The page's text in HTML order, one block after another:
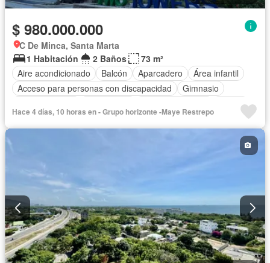
$ 980.000.000
C De Minca, Santa Marta
1 Habitación
2 Baños
73 m²
Aire acondicionado
Balcón Aparcadero
Área infantil
Acceso para personas con discapacidad
Gimnasio
Sauna
Seguridad privada
Piscina Agua
Hace 4 días, 10 horas en - Grupo horizonte -Maye Restrepo